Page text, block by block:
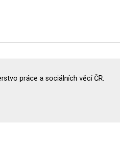
práce a sociálních věcí ČR.